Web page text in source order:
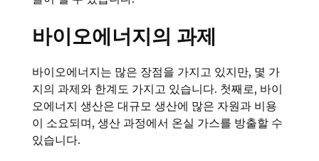
바이오에너지의 과제
바이오에너지는 많은 장점을 가지고 있지만, 몇 가
지의 과제와 한계도 가지고 있습니다. 첫째로, 바이
오에너지 생산은 대규모 생산에 많은 자원과 비용
이 소요되며, 생산 과정에서 온실 가스를 방출할 수
있습니다.